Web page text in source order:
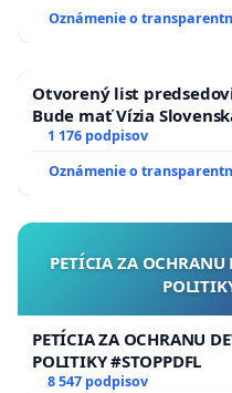
Oznámenie o
Otvorený list
Bude mať Vízia
1 176 podpisov
Oznámenie o
PETÍCIA ZA OCHRANU
PETÍCIA ZA OCHRANU
POLITIKY #STOPPDFL
8 547 podpisov